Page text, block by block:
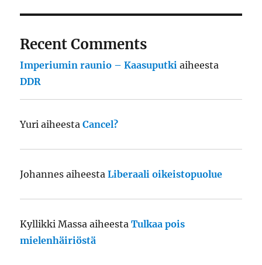
Recent Comments
Imperiumin raunio – Kaasuputki aiheesta
DDR
Yuri aiheestaCancel?
Johannes aiheestaLiberaali oikeistopuolue
Kyllikki Massa aiheestaTulkaa pois
mielenhäiriöstä